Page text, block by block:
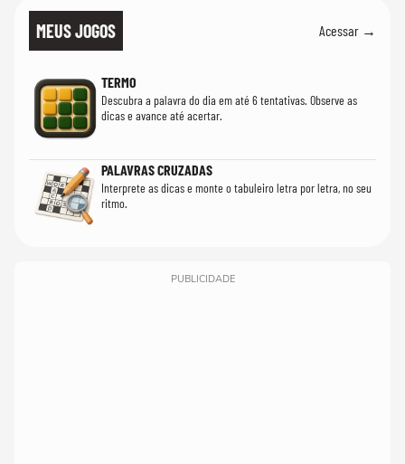
MEUS JOGOS Acessar →
TERMO
Descubra a palavra do dia em até 6 tentativas. Observe as
dicas e avance até acertar.
PALAVRAS CRUZADAS
Interprete as dicas e monte o tabuleiro letra por letra, no seu
ritmo.
PUBLICIDADE